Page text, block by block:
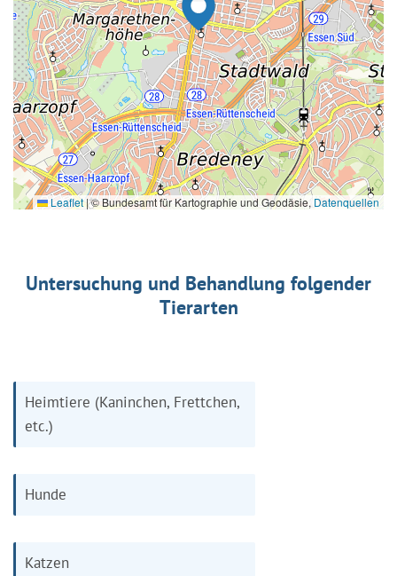
Leaflet|© Bundesamt für Kartographie und Geodäsie, Datenquellen
Untersuchung und Behandlung folgender
Tierarten
Heimtiere (Kaninchen, Frettchen,
etc.)
Hunde
Katzen